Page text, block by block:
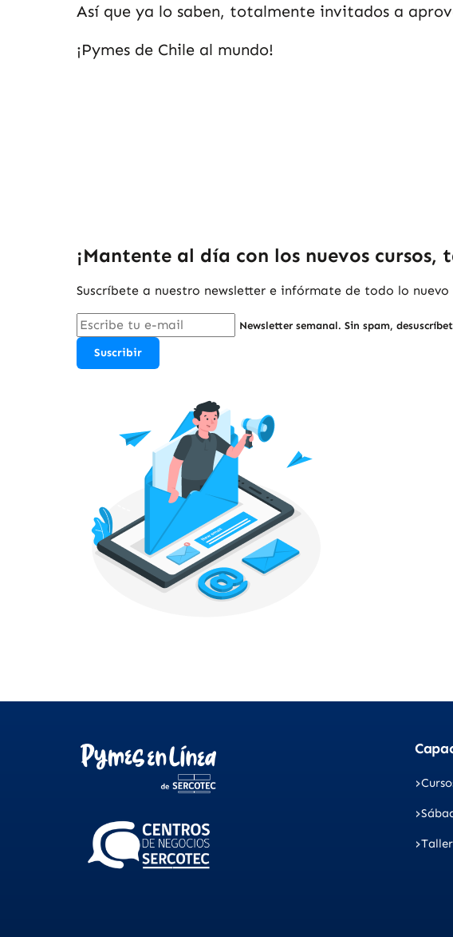
Así que ya lo saben, totalmente invitados a
¡Pymes de Chile al mundo!
¡Mantente al día con los nuevos cursos,
Suscríbete a nuestro newsletter e infórmate de todo lo
Newsletter semanal. Sin spam,
Suscribir